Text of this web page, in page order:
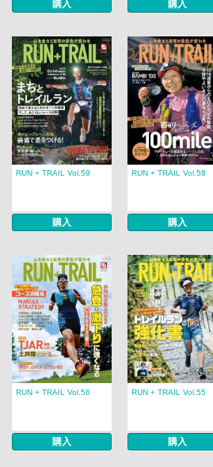
購入 購入
RUN + TRAIL Vol.59
購入
RUN + TRAIL Vol.58
購入
RUN + TRAIL Vol.56
購入
RUN + TRAIL Vol.55
購入